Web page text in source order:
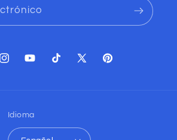
InstagramYouTubeTikTok
X
Pinterest
Idioma